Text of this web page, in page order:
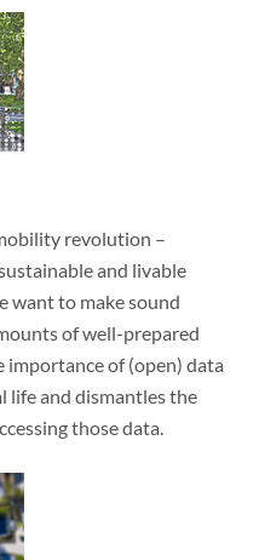
revolution –
and livable
want to make sound
of well-prepared
of (open) data
life and dismantles the
those data.